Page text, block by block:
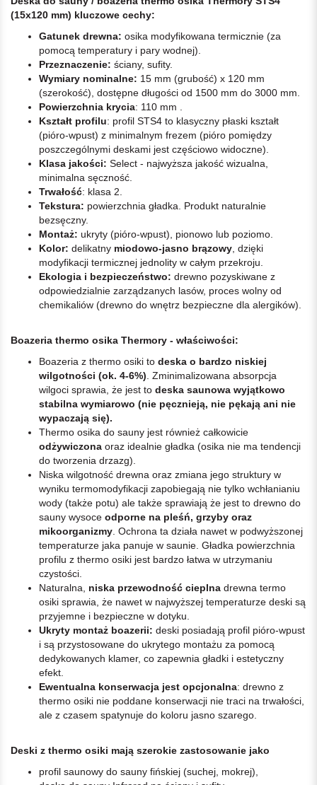
(15x120 mm) kluczowe cechy:
Gatunek drewna: osika modyfikowana termicznie (za
pomocą temperatury i pary wodnej).
Przeznaczenie: ściany, sufity.
Wymiary nominalne: 15 mm (grubość) x 120 mm
(szerokość), dostępne długości od 1500 mm do 3000 mm.
Powierzchnia krycia: 110 mm .
Kształt profilu: profil STS4 to klasyczny płaski kształt
(pióro-wpust) z minimalnym frezem (pióro pomiędzy
poszczególnymi deskami jest częściowo widoczne).
Klasa jakości: Select - najwyższa jakość wizualna,
minimalna sęczność.
Trwałość: klasa 2.
Tekstura: powierzchnia gładka. Produkt naturalnie
bezsęczny.
Montaż: ukryty (pióro-wpust), pionowo lub poziomo.
Kolor: delikatny miodowo-jasno brązowy , dzięki
modyfikacji termicznej jednolity w całym przekroju.
Ekologia i bezpieczeństwo: drewno pozyskiwane z
odpowiedzialnie zarządzanych lasów, proces wolny od
chemikaliów (drewno do wnętrz bezpieczne dla alergików).
Boazeria thermo osika Thermory - właściwości:
Boazeria z thermo osiki to deska o bardzo niskiej
wilgotności (ok. 4-6%) . Zminimalizowana absorpcja
wilgoci sprawia, że jest to deska saunowa wyjątkowo
stabilna wymiarowo (nie pęcznieją, nie pękają ani nie
wypaczają się).
Thermo osika do sauny jest również całkowicie
odżywiczona oraz idealnie gładka (osika nie ma tendencji
do tworzenia drzazg).
Niska wilgotność drewna oraz zmiana jego struktury w
wyniku termomodyfikacji zapobiegają nie tylko wchłanianiu
wody (także potu) ale także sprawiają że jest to drewno do
sauny wysoce odporne na pleśń, grzyby oraz
mikoorganizmy . Ochrona ta działa nawet w podwyższonej
temperaturze jaka panuje w saunie. Gładka powierzchnia
profilu z thermo osiki jest bardzo łatwa w utrzymaniu
czystości.
Naturalna, niska przewodność cieplna drewna termo
osiki sprawia, że nawet w najwyższej temperaturze deski są
przyjemne i bezpieczne w dotyku.
Ukryty montaż boazerii: deski posiadają profil pióro-wpust
i są przystosowane do ukrytego montażu za pomocą
dedykowanych klamer, co zapewnia gładki i estetyczny
efekt.
Ewentualna konserwacja jest opcjonalna: drewno z
thermo osiki nie poddane konserwacji nie traci na trwałości,
ale z czasem spatynuje do koloru jasno szarego.
Deski z thermo osiki mają szerokie zastosowanie jako
profil saunowy do sauny fińskiej (suchej, mokrej),